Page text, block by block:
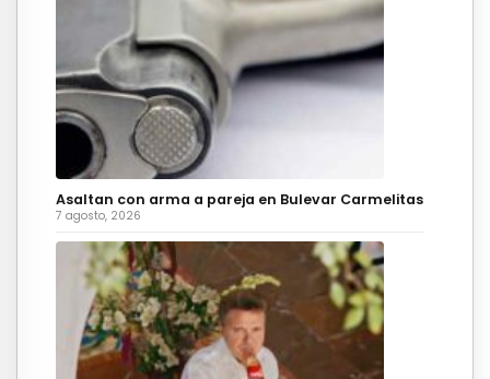
Asaltan con arma a pareja en Bulevar Carmelitas
7 agosto, 2026